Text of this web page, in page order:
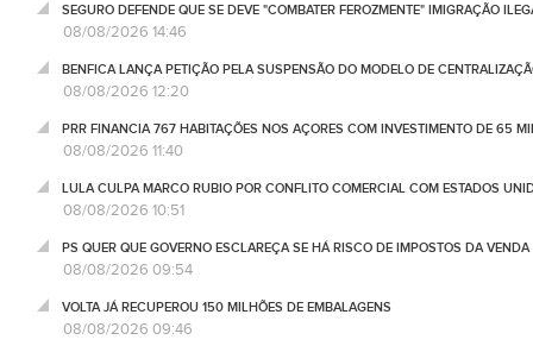
SEGURO DEFENDE QUE SE DEVE "COMBATER FEROZMENTE" IMIGRAÇÃO
08/08/2026 14:46
BENFICA LANÇA PETIÇÃO PELA SUSPENSÃO DO MODELO DE
08/08/2026 12:20
PRR FINANCIA 767 HABITAÇÕES NOS AÇORES COM INVESTIMENTO DE 65
08/08/2026 11:40
LULA CULPA MARCO RUBIO POR CONFLITO COMERCIAL COM ESTADOS
08/08/2026 10:51
PS QUER QUE GOVERNO ESCLAREÇA SE HÁ RISCO DE IMPOSTOS DA
08/08/2026 09:54
VOLTA JÁ RECUPEROU 150 MILHÕES DE EMBALAGENS
08/08/2026 09:46